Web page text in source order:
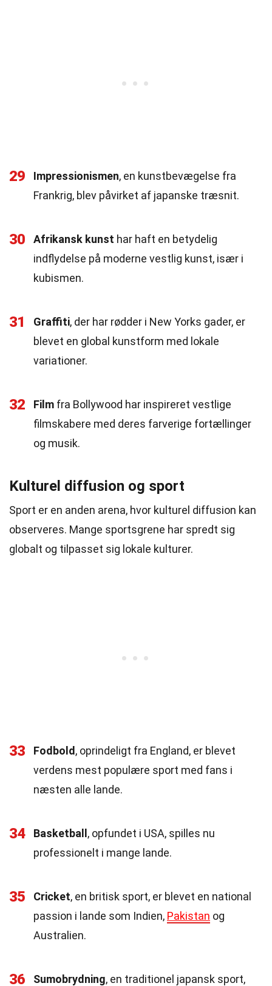
29 Impressionismen, en kunstbevægelse fra
Frankrig, blev påvirket af japanske træsnit.
30 Afrikansk kunst har haft en betydelig
indflydelse på moderne vestlig kunst, især i
kubismen.
31 Graffiti, der har rødder i New Yorks gader, er
blevet en global kunstform med lokale
variationer.
32 Film fra Bollywood har inspireret vestlige
filmskabere med deres farverige fortællinger
og musik.
Kulturel diffusion og sport
Sport er en anden arena, hvor kulturel diffusion kan
observeres. Mange sportsgrene har spredt sig
globalt og tilpasset sig lokale kulturer.
33 Fodbold , oprindeligt fra England, er blevet
verdens mest populære sport med fans i
næsten alle lande.
34 Basketball , opfundet i USA, spilles nu
professionelt i mange lande.
35 Cricket, en britisk sport, er blevet en national
passion i lande som Indien, Pakistan og
Australien.
36 Sumobrydning, en traditionel japansk sport,